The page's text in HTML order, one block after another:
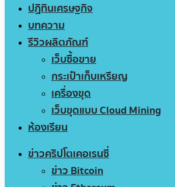
ปฏิทินเศรษฐกิจ
บทความ
รีวิวผลิตภัณฑ์
เว็บซื้อขาย
กระเป๋าเก็บเหรียญ
เครื่องขุด
เว็บขุดแบบ Cloud Mining
ห้องเรียน
ข่าวคริปโตเคอเรนซี่
ข่าว Bitcoin